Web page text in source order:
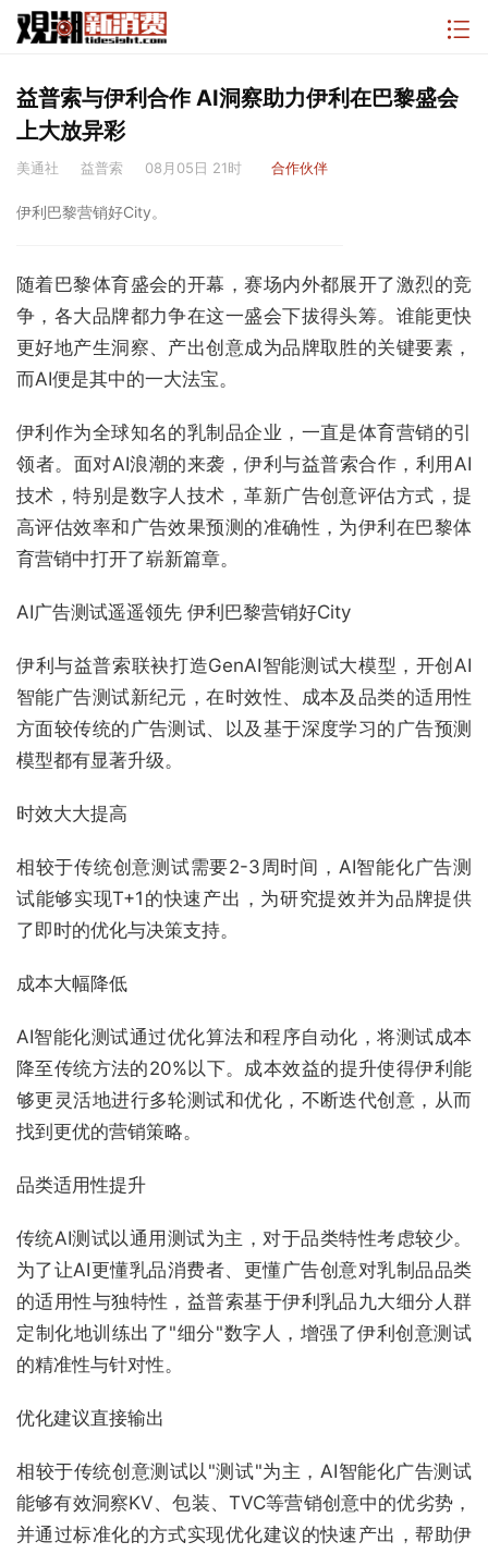
益普索与伊利合作 AI洞察助力伊利在巴黎盛会
上大放异彩
美通社 益普索 08月05日 21时 合作伙伴
伊利巴黎营销好City。
随着巴黎体育盛会的开幕，赛场内外都展开了激烈的竞
争，各大品牌都力争在这一盛会下拔得头筹。谁能更快
更好地产生洞察、产出创意成为品牌取胜的关键要素，
而AI便是其中的一大法宝。
伊利作为全球知名的乳制品企业，一直是体育营销的引
领者。面对AI浪潮的来袭，伊利与益普索合作，利用AI
技术，特别是数字人技术，革新广告创意评估方式，提
高评估效率和广告效果预测的准确性，为伊利在巴黎体
育营销中打开了崭新篇章。
AI广告测试遥遥领先 伊利巴黎营销好City
伊利与益普索联袂打造GenAI智能测试大模型，开创AI
智能广告测试新纪元，在时效性、成本及品类的适用性
方面较传统的广告测试、以及基于深度学习的广告预测
模型都有显著升级。
时效大大提高
相较于传统创意测试需要2-3周时间，AI智能化广告测
试能够实现T+1的快速产出，为研究提效并为品牌提供
了即时的优化与决策支持。
成本大幅降低
AI智能化测试通过优化算法和程序自动化，将测试成本
降至传统方法的20%以下。成本效益的提升使得伊利能
够更灵活地进行多轮测试和优化，不断迭代创意，从而
找到更优的营销策略。
品类适用性提升
传统AI测试以通用测试为主，对于品类特性考虑较少。
为了让AI更懂乳品消费者、更懂广告创意对乳制品品类
的适用性与独特性，益普索基于伊利乳品九大细分人群
定制化地训练出了"细分"数字人，增强了伊利创意测试
的精准性与针对性。
优化建议直接输出
相较于传统创意测试以"测试"为主，AI智能化广告测试
能够有效洞察KV、包装、TVC等营销创意中的优劣势，
并通过标准化的方式实现优化建议的快速产出，帮助伊